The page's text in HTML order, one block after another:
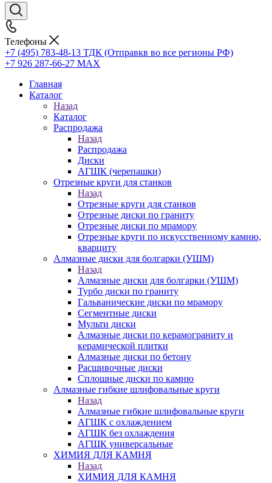
Телефоны
+7 (495) 783-48-13 ТДК (Отправкв во все регионы РФ)
+7 926 287-66-27 МАХ
Главная
Каталог
Назад
Каталог
Распродажа
Назад
Распродажа
Диски
АГШК (черепашки)
Отрезные круги для станков
Назад
Отрезные круги для станков
Отрезные диски по граниту
Отрезные диски по мрамору
Отрезные круги по искусственному камню,
кварциту
Алмазные диски для болгарки (УШМ)
Назад
Алмазные диски для болгарки (УШМ)
Турбо диски по граниту
Гальванические диски по мрамору
Сегментные диски
Мульти диски
Алмазные диски по керамограниту и
керамической плитки
Алмазные диски по бетону
Расшивочные диски
Сплошные диски по камню
Алмазные гибкие шлифовальные круги
Назад
Алмазные гибкие шлифовальные круги
АГШК с охлаждением
АГШК без охлаждения
АГШК универсальные
ХИМИЯ ДЛЯ КАМНЯ
Назад
ХИМИЯ ДЛЯ КАМНЯ